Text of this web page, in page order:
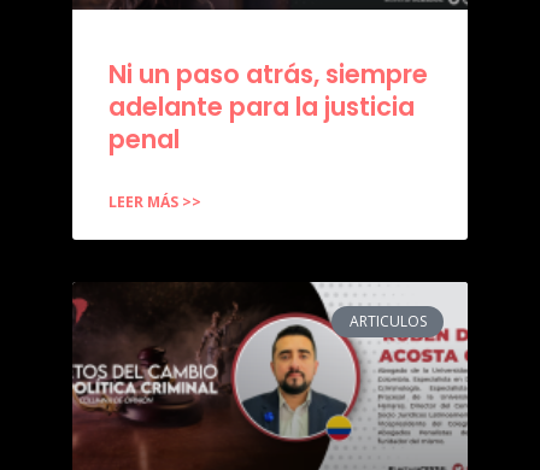
Ni un paso atrás, siempre
adelante para la justicia
penal
LEER MÁS >>
ARTICULOS